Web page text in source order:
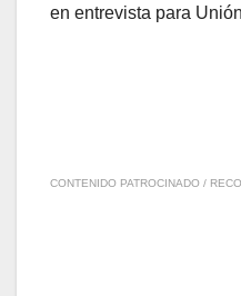
en entrevista para
CONTENIDO PATROCINADO /